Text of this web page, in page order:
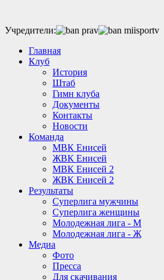
Учредители:
Главная
Клуб
История
Штаб
Гимн клуба
Документы
Контакты
Новости
Команда
МВК Енисей
ЖВК Енисей
МВК Енисей 2
ЖВК Енисей 2
Результаты
Суперлига мужчины
Суперлига женщины
Молодежная лига - М
Молодежная лига - Ж
Медиа
Фото
Пресса
Для скачивания